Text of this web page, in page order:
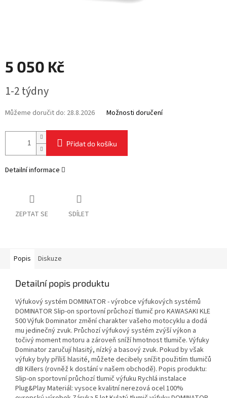
5 050 Kč
cena:
1-2 týdny
Můžeme doručit do: 28.8.2026 Možnosti doručení
Přidat do košíku
Detailní informace
ZEPTAT SE SDÍLET
Popis Diskuze
Detailní popis produktu
Výfukový systém DOMINATOR - výrobce výfukových systémů
DOMINATOR Slip-on sportovní průchozí tlumič pro KAWASAKI KLE
500 Výfuk Dominator změní charakter vašeho motocyklu a dodá
mu jedinečný zvuk. Průchozí výfukový systém zvýší výkon a
točivý moment motoru a zároveň sníží hmotnost tlumiče. Výfuky
Dominator zaručují hlasitý, nízký a basový zvuk. Pokud by však
výfuky byly příliš hlasité, můžete decibely snížit použitím tlumičů
dB Killers (rovněž k dostání v našem obchodě). Popis produktu:
Slip-on sportovní průchozí tlumič výfuku Rychlá instalace
Plug&Play Materiál: vysoce kvalitní nerezová ocel 100%